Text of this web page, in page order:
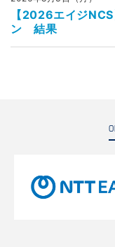
【2026エイジ
ン 結果